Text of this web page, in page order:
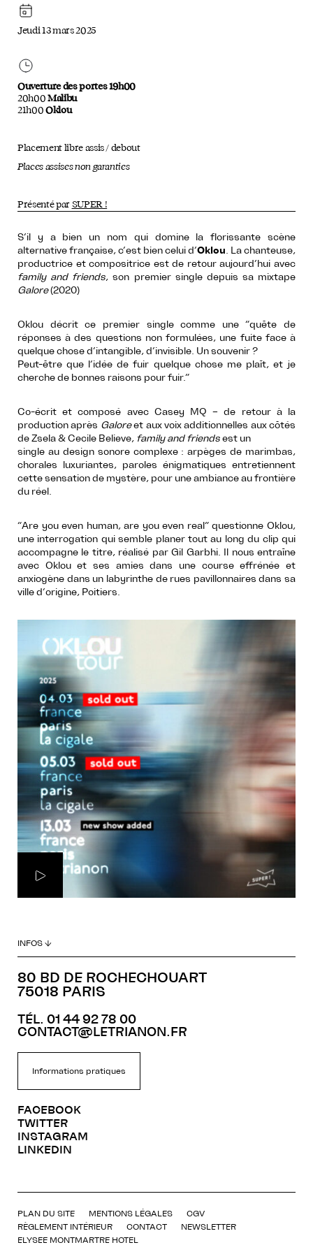
S’il y a bien un nom qui domine la florissante scène
alternative française, c’est bien celui d’Oklou. La chanteuse,
productrice et compositrice est de retour aujourd’hui avec
family and friends, son premier single depuis sa mixtape
Galore(2020)
Oklou décrit ce premier single comme une “quête de
réponses à des questions non formulées, une fuite face à
quelque chose d’intangible, d’invisible. Un souvenir ?
Peut-être que l’idée de fuir quelque chose me plaît, et je
cherche de bonnes raisons pour fuir.”
Co-écrit et composé avec Casey MQ – de retour à la
production après Galoreet aux voix additionnelles aux côtés
de Zsela & Cecile Believe, family and friendsest un
single au design sonore complexe : arpèges de marimbas,
chorales luxuriantes, paroles énigmatiques entretiennent
cette sensation de mystère, pour une ambiance au frontière
du réel.
“Are you even human, are you even real” questionne Oklou,
une interrogation qui semble planer tout au long du clip qui
accompagne le titre, réalisé par Gil Garbhi. Il nous entraîne
avec Oklou et ses amies dans une course effrénée et
anxiogène dans un labyrinthe de rues pavillonnaires dans sa
ville d’origine, Poitiers.
Jeudi 13 mars 2025
Ouverture des portes 19h00
20h00 Malibu
21h00 Oklou
Placement libre assis / debout
Places assises non garanties
Présenté par SUPER !
INFOS ↓
80 BD DE ROCHECHOUART
75018 PARIS
TÉL. 01 44 92 78 00
CONTACT@LETRIANON.FR
Informations pratiques
FACEBOOK
TWITTER
INSTAGRAM
LINKEDIN
PLAN DU SITE MENTIONS LÉGALES
CGV
RÈGLEMENT INTÉRIEUR
CONTACT
NEWSLETTER
ELYSEE MONTMARTRE HOTEL